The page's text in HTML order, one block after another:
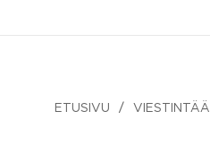
ETUSIVU VIESTINTÄÄ